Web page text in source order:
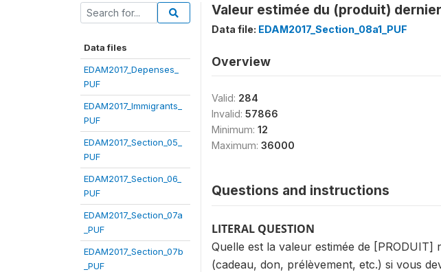
Data files
EDAM2017_Depenses_
PUF
EDAM2017_Immigrants_
PUF
EDAM2017_Section_05_
PUF
EDAM2017_Section_06_
PUF
EDAM2017_Section_07a
_PUF
EDAM2017_Section_07b
_PUF
Valeur estimée du (produit)
Data file: EDAM2017_Section_08a1_PUF
Overview
Valid: 284
Invalid: 57866
Minimum: 12
Maximum: 36000
Questions and instructions
LITERAL QUESTION
Quelle est la valeur estimée de
(cadeau, don, prélèvement, etc.) si vous